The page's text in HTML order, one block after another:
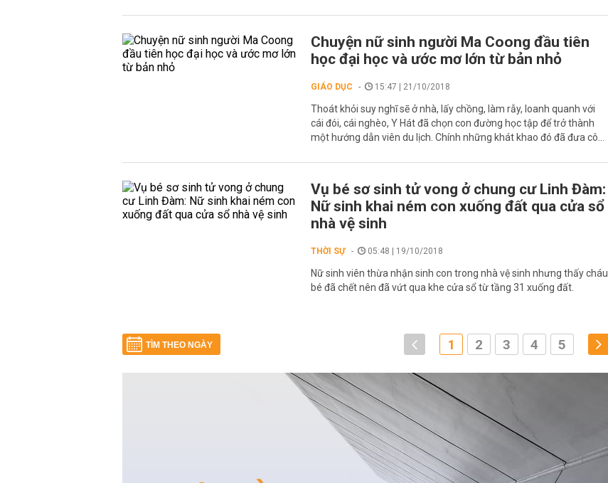
Chuyện nữ sinh người Ma Coong đầu tiên
học đại học và ước mơ lớn từ bản nhỏ
GIÁO DỤC 15:47 | 21/10/2018
Thoát khỏi suy nghĩ sẽ ở nhà, lấy chồng, làm rẫy, loanh quanh với
cái đói, cái nghèo, Y Hát đã chọn con đường học tập để trở thành
một hướng dẫn viên du lịch. Chính những khát khao đó đã đưa cô...
Vụ bé sơ sinh tử vong ở chung cư Linh Đàm:
Nữ sinh khai ném con xuống đất qua cửa sổ
nhà vệ sinh
THỜI SỰ 05:48 | 19/10/2018
Nữ sinh viên thừa nhận sinh con trong nhà vệ sinh nhưng thấy cháu
bé đã chết nên đã vứt qua khe cửa sổ từ tầng 31 xuống đất.
TÌM THEO NGÀY 1 2 3 4 5